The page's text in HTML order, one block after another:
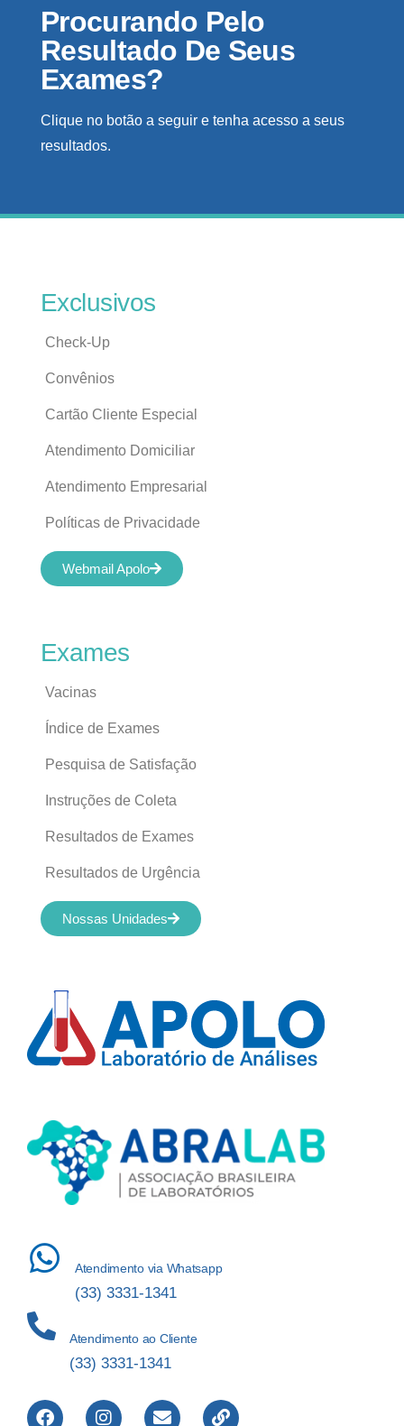
Procurando Pelo
Resultado De Seus
Exames?
Clique no botão a seguir e tenha acesso a seus
resultados.
Atendimento via Whatsapp
(33) 3331-1341
Atendimento ao Cliente
(33) 3331-1341
Exames
Vacinas
Índice de Exames
Pesquisa de Satisfação
Instruções de Coleta
Resultados de Exames
Resultados de Urgência
Nossas Unidades
Exclusivos
Check-Up
Convênios
Cartão Cliente Especial
Atendimento Domiciliar
Atendimento Empresarial
Políticas de Privacidade
Webmail Apolo